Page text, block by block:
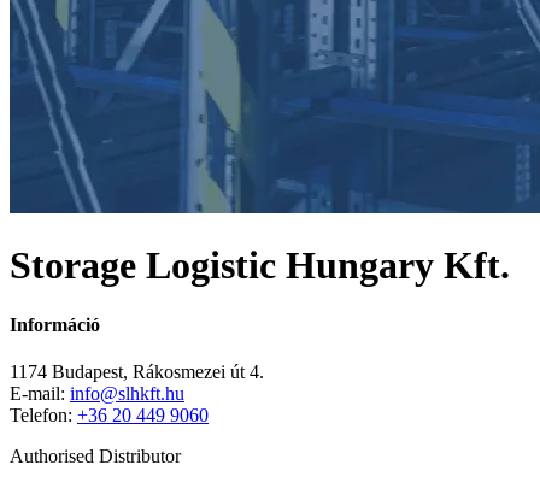
Storage Logistic Hungary Kft.
Információ
1174 Budapest, Rákosmezei út 4.
E-mail: info@slhkft.hu
Telefon: +36 20 449 9060
Authorised Distributor